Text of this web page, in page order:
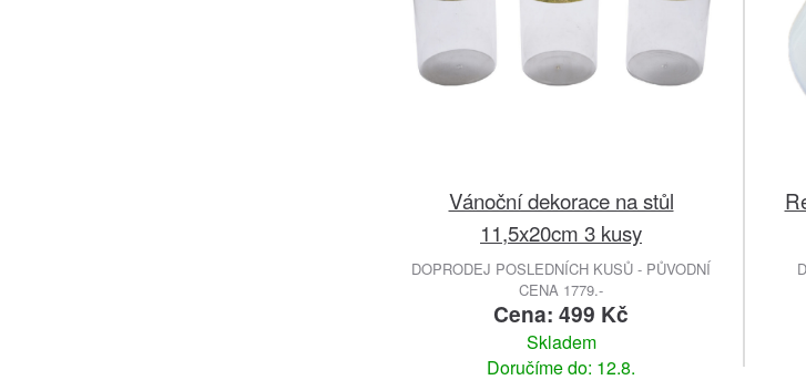
Vánoční dekorace na stůl
11,5x20cm 3 kusy
DOPRODEJ POSLEDNÍCH KUSŮ - PŮVODNÍ
CENA 1779.-
Cena: 499 Kč
Skladem
Doručíme do: 12.8.